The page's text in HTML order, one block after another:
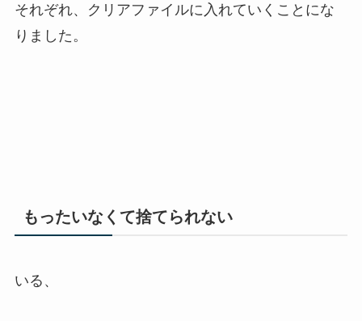
それぞれ、クリアファイルに入れていくことにな
りました。
もったいなくて捨てられない
いる、